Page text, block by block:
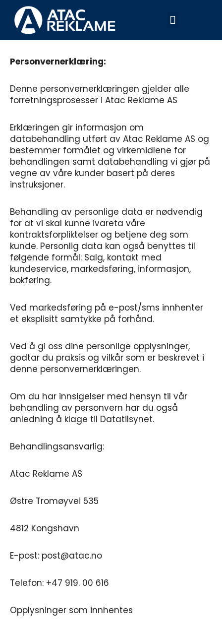
Hopp
rett
innholdet
Meny
Personvernerklæring:
Denne personvernerklæringen gjelder alle
forretningsprosesser i Atac Reklame AS
Erklæringen gir informasjon om
databehandling utført av Atac Reklame AS og
bestemmer formålet og virkemidlene for
behandlingen samt databehandling vi gjør på
vegne av våre kunder basert på deres
instruksjoner.
Behandling av personlige data er nødvendig
for at vi skal kunne ivareta våre
kontraktsforpliktelser og betjene deg som
kunde. Personlig data kan også benyttes til
følgende formål: Salg, kontakt med
kundeservice, markedsføring, informasjon,
bokføring.
Ved markedsføring på e-post/sms innhenter
et eksplisitt samtykke på forhånd.
Ved å gi oss dine personlige opplysninger,
godtar du praksis og vilkår som er beskrevet i
denne personvernerklæringen.
Om du har innsigelser med hensyn til vår
behandling av personvern har du også
anledning å klage til Datatilsynet.
Behandlingsansvarlig:
Atac Reklame AS
Østre Tromøyvei 535
4812 Kongshavn
E-post: post@atac.no
Telefon: +47 919. 00 616
Opplysninger som innhentes